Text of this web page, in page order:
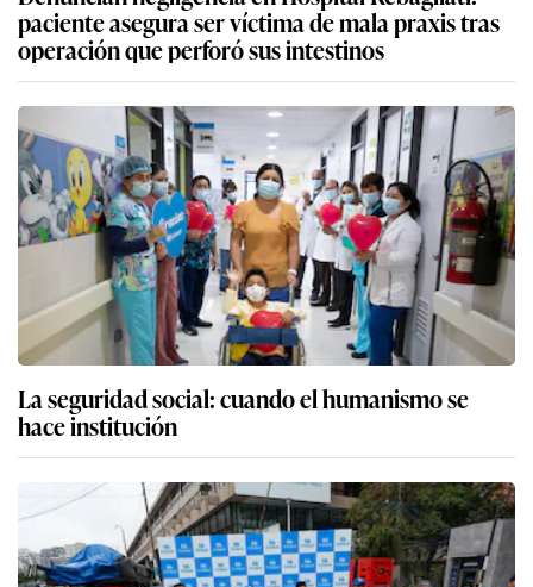
La seguridad social: cuando el humanismo se
hace institución